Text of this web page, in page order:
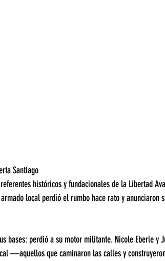
Santiago
históricos y fundacionales de la Libertad
local perdió el rumbo hace rato y anunciaron
bases: perdió a su motor militante. Nicole Eberle y
—aquellos que caminaron las calles y